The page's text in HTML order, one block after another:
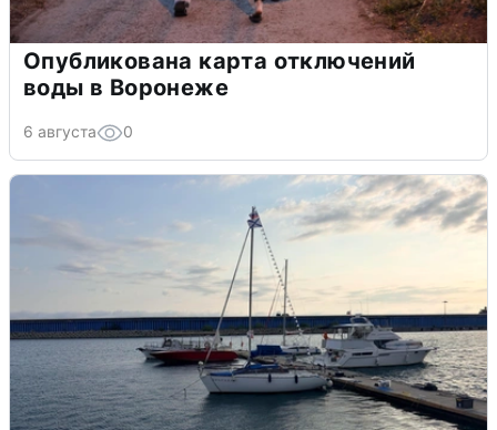
Опубликована карта отключений
воды в Воронеже
6 августа 0